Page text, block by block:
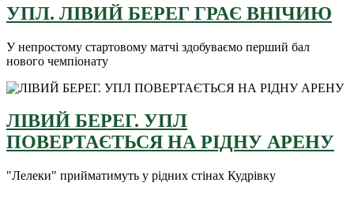
УПЛ. ЛІВИЙ БЕРЕГ ГРАЄ ВНІЧИЮ
У непростому стартовому матчі здобуваємо перший бал
нового чемпіонату
ЛІВИЙ БЕРЕГ. УПЛ
ПОВЕРТАЄТЬСЯ НА РІДНУ АРЕНУ
"Лелеки" прийматимуть у рідних стінах Кудрівку